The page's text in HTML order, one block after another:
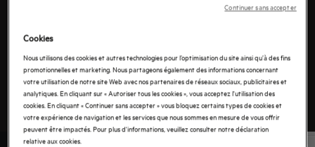
permet de prendre soin de vos vêtements plus
longtemps.
* basé sur la charge de consommation moyenne
(réf. JRC109033 EUR 28809 EN)
Cookies
Nous utilisons des cookies et autres technologies pour l’optimisation du site ainsi qu’à des fins
promotionnelles et marketing. Nous partageons également des informations concernant
votre utilisation de notre site Web avec nos partenaires de réseaux sociaux, publicitaires et
analytiques. En cliquant sur « Autoriser tous les cookies », vous acceptez l'utilisation des
cookies. En cliquant « Continuer sans accepter » vous bloquez certains types de cookies et
votre expérience de navigation et les services que nous sommes en mesure de vous offrir
peuvent être impactés. Pour plus d'informations, veuillez consulter notre déclaration
relative aux cookies.
Continuer sans accepter